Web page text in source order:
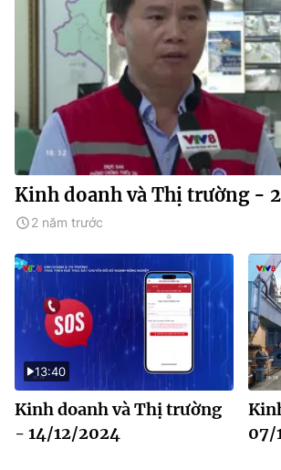
Kinh doanh và Thị trường -
2 năm trước
13:40
Kinh doanh và Thị trường
- 14/12/2024
07/